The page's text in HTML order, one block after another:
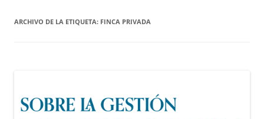
ARCHIVO DE LA ETIQUETA: FINCA PRIVADA